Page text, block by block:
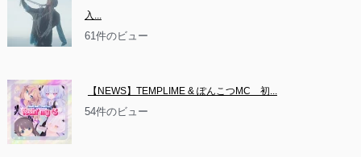
入...
61件のビュー
【NEWS】TEMPLIME & ぽんこつMC　初...
54件のビュー